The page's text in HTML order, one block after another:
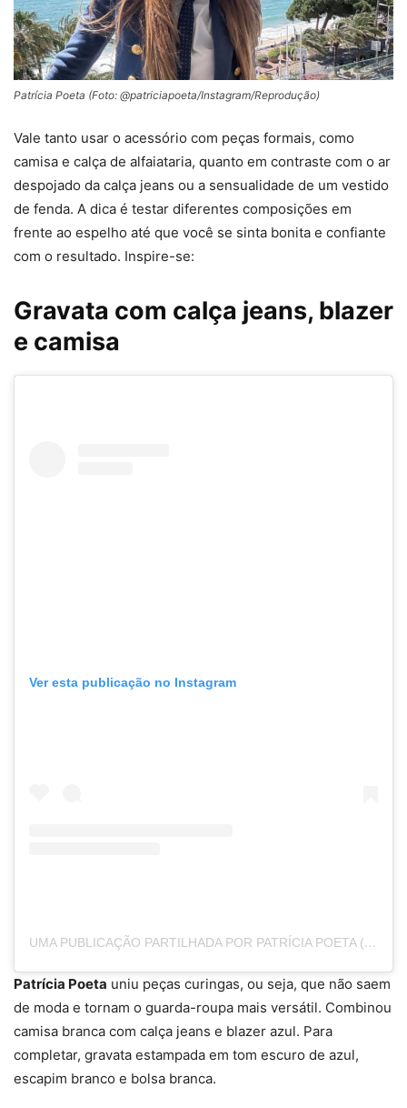
Patrícia Poeta (Foto: @patriciapoeta/Instagram/Reprodução)
Vale tanto usar o acessório com peças formais, como
camisa e calça de alfaiataria, quanto em contraste com o ar
despojado da calça jeans ou a sensualidade de um vestido
de fenda. A dica é testar diferentes composições em
frente ao espelho até que você se sinta bonita e confiante
com o resultado. Inspire-se:
Gravata com calça jeans, blazer
e camisa
Ver esta publicação no Instagram
UMA PUBLICAÇÃO PARTILHADA POR PATRÍCIA POETA (@PATRICIAPOETA)
Patrícia Poeta uniu peças curingas, ou seja, que não saem
de moda e tornam o guarda-roupa mais versátil. Combinou
camisa branca com calça jeans e blazer azul. Para
completar, gravata estampada em tom escuro de azul,
escapim branco e bolsa branca.